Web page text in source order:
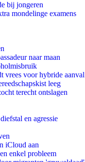
bij jongeren
mondelinge examens
naar maan
vrees voor hybride aanval
leeg
terecht ontslagen
en agressie
iCloud aan
enkel probleem